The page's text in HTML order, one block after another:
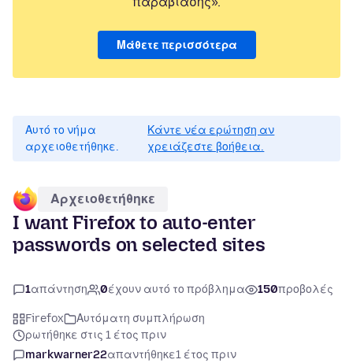
Μάθετε περισσότερα
Αυτό το νήμα
αρχειοθετήθηκε.
Κάντε νέα ερώτηση αν
χρειάζεστε βοήθεια.
Αρχειοθετήθηκε
I want Firefox to auto-enter
passwords on selected sites
1απάντηση 0έχουν αυτό το πρόβλημα 150προβολές
Firefox
Αυτόματη συμπλήρωση
ρωτήθηκε στις 1 έτος πριν
markwarner22απαντήθηκε1 έτος πριν